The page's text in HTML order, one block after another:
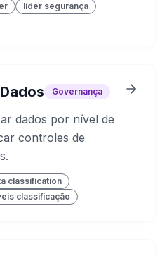
líder segurança
Governança
dados por nível de
controles de
classification
classificação